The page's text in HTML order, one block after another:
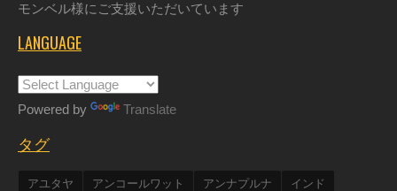
モンベル様にご支援いただいています
LANGUAGE
Powered by Translate
タグ
アユタヤ アンコールワット アンナプルナ インド